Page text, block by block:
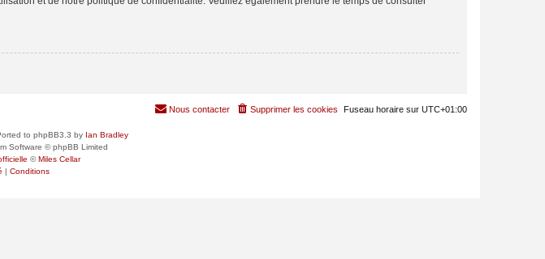
Fuseau horaire sur UTC+01:00
Supprimer les cookies
Nous contacter
to phpBB3.3 by Ian Bradley
Software © phpBB Limited
©Miles Cellar
| Conditions